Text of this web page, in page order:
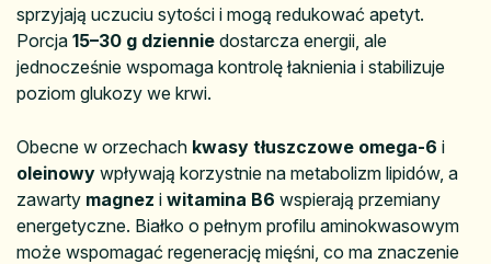
sprzyjają uczuciu sytości i mogą redukować apetyt.
Porcja 15–30 g dziennie dostarcza energii, ale
jednocześnie wspomaga kontrolę łaknienia i stabilizuje
poziom glukozy we krwi.
Obecne w orzechach kwasy tłuszczowe omega-6 i
oleinowy wpływają korzystnie na metabolizm lipidów, a
zawarty magnez i witamina B6 wspierają przemiany
energetyczne. Białko o pełnym profilu aminokwasowym
może wspomagać regenerację mięśni, co ma znaczenie